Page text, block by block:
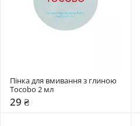
Пінка для вмивання з глиною
Tocobo 2 мл
29 ₴